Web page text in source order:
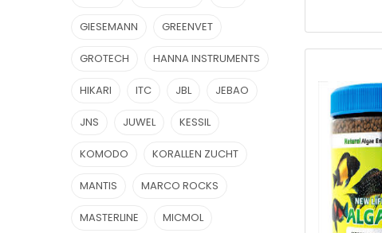
GIESEMANN GREENVET
GROTECH HANNA INSTRUMENTS
HIKARI ITC JBL JEBAO
JNS JUWEL KESSIL
KOMODO KORALLEN ZUCHT
MANTIS MARCO ROCKS
MASTERLINE MICMOL